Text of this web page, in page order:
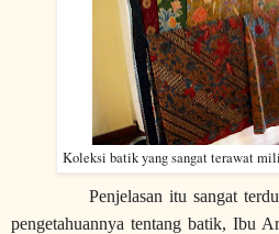
Koleksi batik yang sangat terawat
Penjelasan itu sangat
pengetahuannya tentang batik, Ibu